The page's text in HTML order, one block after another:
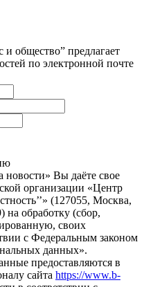
общество” предлагает
по электронной почте
Вы даёте свое
организации «Центр
(127055, Москва,
на обработку (сбор,
своих
с Федеральным законом
данных».
предоставляются в
сайта https://www.b-